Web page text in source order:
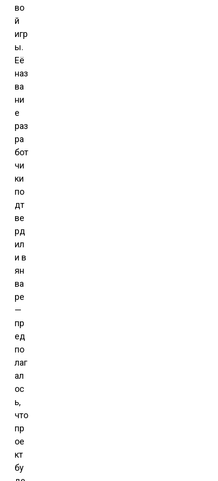
во
й
игр
ы.
Её
наз
ва
ни
е
раз
ра
бот
чи
ки
по
дт
ве
рд
ил
и в
ян
ва
ре
—
пр
ед
по
лаг
ал
ос
ь,
что
пр
ое
кт
бу